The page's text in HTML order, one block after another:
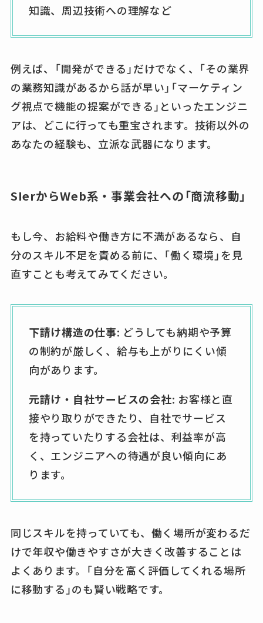
知識、周辺技術への理解など
例えば、「開発ができる」だけでなく、「その業界
の業務知識があるから話が早い」「マーケティン
グ視点で機能の提案ができる」といったエンジニ
アは、どこに行っても重宝されます。技術以外の
あなたの経験も、立派な武器になります。
SIerからWeb系・事業会社への「商流移動」
もし今、お給料や働き方に不満があるなら、自
分のスキル不足を責める前に、「働く環境」を見
直すことも考えてみてください。
下請け構造の仕事: どうしても納期や予算
の制約が厳しく、給与も上がりにくい傾
向があります。
元請け・自社サービスの会社: お客様と直
接やり取りができたり、自社でサービス
を持っていたりする会社は、利益率が高
く、エンジニアへの待遇が良い傾向にあ
ります。
同じスキルを持っていても、働く場所が変わるだ
けで年収や働きやすさが大きく改善することは
よくあります。「自分を高く評価してくれる場所
に移動する」のも賢い戦略です。